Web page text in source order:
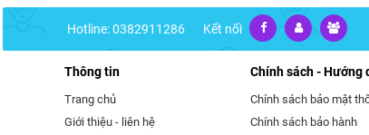
Hotline: 0382911286 Kết nối
Thông tin
Trang chủ
Giới thiệu - liên hệ
Chính sách - Hướng
Chính sách bảo mật
Chính sách bảo hành